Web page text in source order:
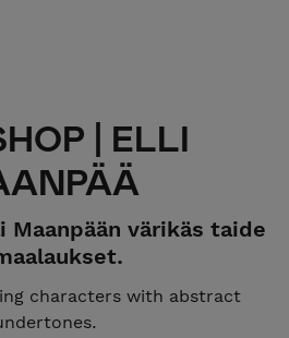
| ELLI
värikäs taide
characters with abstract